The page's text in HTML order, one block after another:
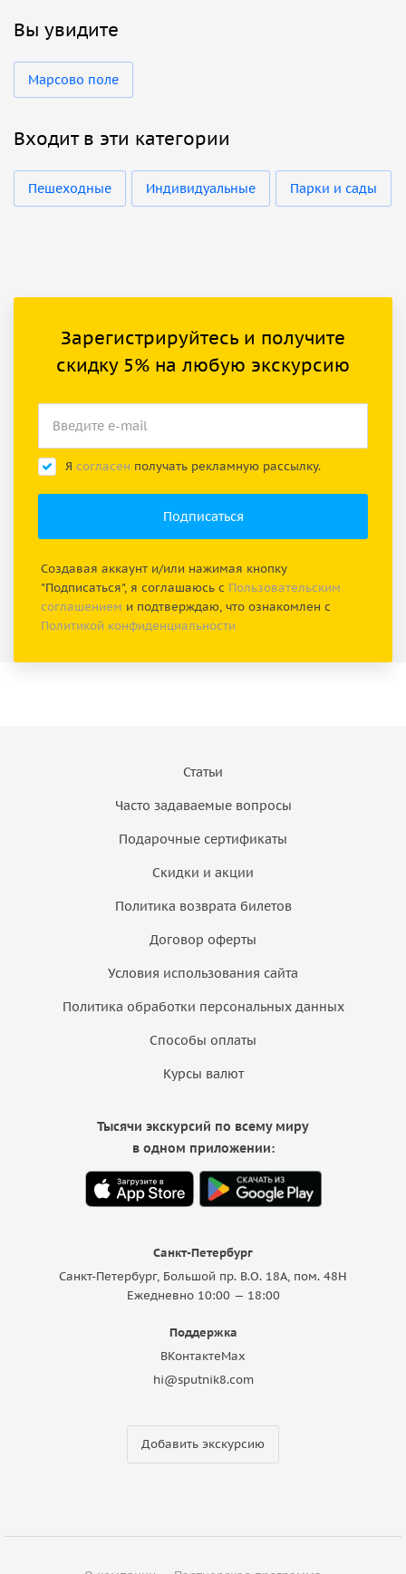
Вы увидите
Марсово поле
Входит в эти категории
Пешеходные Индивидуальные Парки и сады
Зарегистрируйтесь и получите
скидку 5% на любую экскурсию
Я согласен получать рекламную рассылку.
Создавая аккаунт и/или нажимая кнопку
"Подписаться", я соглашаюсь с Пользовательским
соглашением и подтверждаю, что ознакомлен с
Политикой конфиденциальности
Статьи
Часто задаваемые вопросы
Подарочные сертификаты
Скидки и акции
Политика возврата билетов
Договор оферты
Условия использования сайта
Политика обработки персональных данных
Способы оплаты
Курсы валют
Санкт-Петербург
Санкт-Петербург, Большой пр. В.О. 18A, пом. 48Н
Ежедневно 10:00 — 18:00
Поддержка
ВКонтактеMax
hi@sputnik8.com
Добавить экскурсию
Тысячи экскурсий по всему миру
в одном приложении: